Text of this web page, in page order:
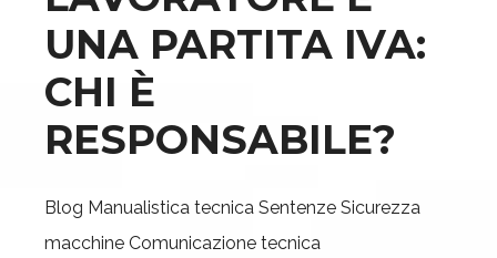
UNA PARTITA IVA:
CHI È
RESPONSABILE?
Blog Manualistica tecnica Sentenze Sicurezza
macchine Comunicazione tecnica